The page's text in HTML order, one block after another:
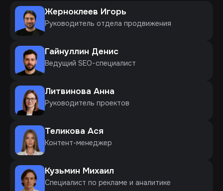
Жерноклеев Игорь
Руководитель отдела продвижения
Гайнуллин Денис
Ведущий SEO-специалист
Литвинова Анна
Руководитель проектов
Теликова Ася
Контент-менеджер
Кузьмин Михаил
Специалист по рекламе и аналитике